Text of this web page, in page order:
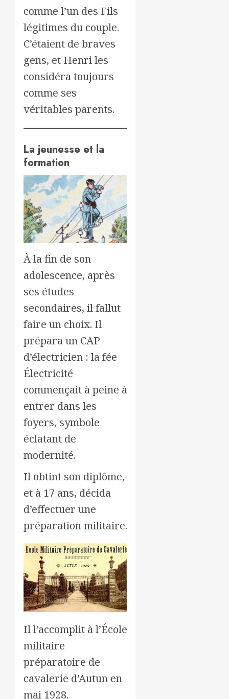
comme l’un des Fils
légitimes du couple.
C’étaient de braves
gens, et Henri les
considéra toujours
comme ses
véritables parents.
La jeunesse et la
formation
À la fin de son
adolescence, après
ses études
secondaires, il fallut
faire un choix. Il
prépara un CAP
d’électricien : la fée
Électricité
commençait à peine à
entrer dans les
foyers, symbole
éclatant de
modernité.
Il obtint son diplôme,
et à 17 ans, décida
d’effectuer une
préparation militaire.
Il l’accomplit à l’École
militaire
préparatoire de
cavalerie d’Autun en
mai 1928.